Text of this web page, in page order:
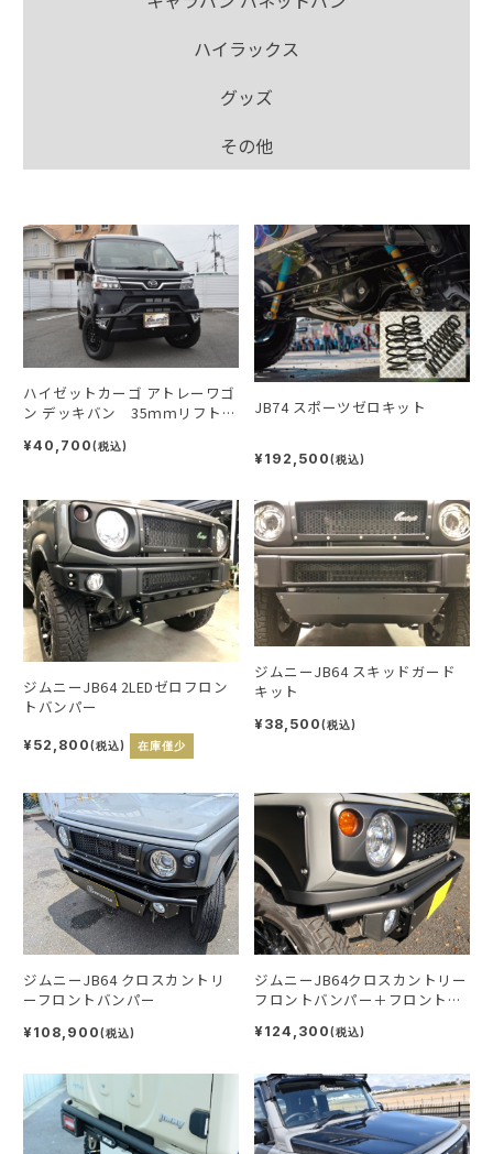
ハイラックス
グッズ
その他
ハイゼットカーゴ アトレーワゴ
ン デッキバン 35ｍｍリフト
¥40,700(税込)
JB74 スポーツゼロキット
¥192,500(税込)
ジムニーJB64 2LEDゼロフロン
トバンパー
¥52,800(税込) 在庫僅少
ジムニーJB64 スキッドガード
キット
¥38,500(税込)
ジムニーJB64 クロスカントリ
ーフロントバンパー
¥108,900(税込)
ジムニーJB64クロスカントリー
フロントバンパー＋フロントス
¥124,300(税込)